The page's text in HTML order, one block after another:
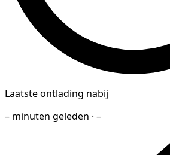
Laatste ontlading nabij
– minuten geleden · –